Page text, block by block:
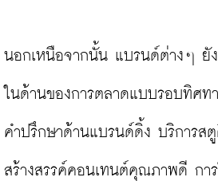
นอกเหนือจากนั้น แบรนด์ต่างๆ ยัง
ในด้านของการตลาดแบบรอบทิศท
คำปรึกษาด้านแบรนด์ดิ้ง บริการส
สร้างสรรค์คอนเทนต์คุณภาพดี การ